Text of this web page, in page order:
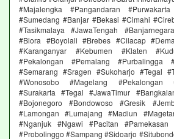
#Majalengka #Pangandaran
#Sumedang #Banjar #Bekasi #Cimahi
#Tasikmalaya #JawaTengah
#Blora #Boyolali #Brebes #Cilacap
#Karanganyar #Kebumen #Klaten
#Pekalongan #Pemalang #Purbalingga
#Semarang #Sragen #Sukoharjo #Tegal
#Wonosobo #Magelang #Pekalongan
#Surakarta #Tegal #JawaTimur
#Bojonegoro #Bondowoso #Gresik
#Lamongan #Lumajang #Madiun
#Nganjuk #Ngawi #Pacitan #Pamekasan
#Probolinggo #Sampang #Sidoarjo